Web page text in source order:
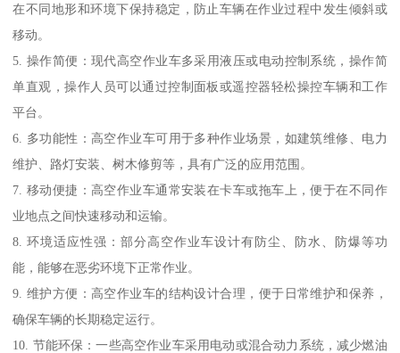
在不同地形和环境下保持稳定，防止车辆在作业过程中发生倾斜或
移动。
5. 操作简便：现代高空作业车多采用液压或电动控制系统，操作简
单直观，操作人员可以通过控制面板或遥控器轻松操控车辆和工作
平台。
6. 多功能性：高空作业车可用于多种作业场景，如建筑维修、电力
维护、路灯安装、树木修剪等，具有广泛的应用范围。
7. 移动便捷：高空作业车通常安装在卡车或拖车上，便于在不同作
业地点之间快速移动和运输。
8. 环境适应性强：部分高空作业车设计有防尘、防水、防爆等功
能，能够在恶劣环境下正常作业。
9. 维护方便：高空作业车的结构设计合理，便于日常维护和保养，
确保车辆的长期稳定运行。
10. 节能环保：一些高空作业车采用电动或混合动力系统，减少燃油